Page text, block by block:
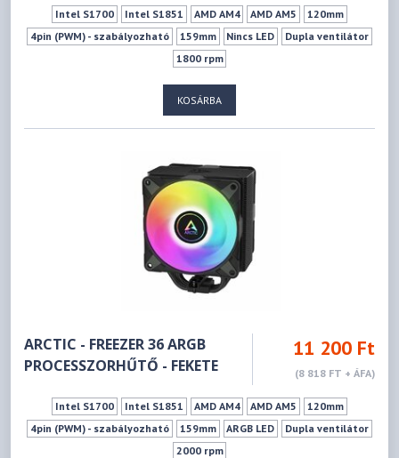
Intel S1700 Intel S1851 AMD AM4 AMD AM5
120mm
4pin (PWM) - szabályozható
159mm Nincs LED
Dupla ventilátor
1800 rpm
KOSÁRBA
ARCTIC - FREEZER 36 ARGB
PROCESSZORHŰTŐ - FEKETE
11 200 Ft
(8 818 FT + ÁFA)
Intel S1700 Intel S1851 AMD AM4 AMD AM5
120mm
4pin (PWM) - szabályozható
159mm ARGB LED
Dupla ventilátor
2000 rpm